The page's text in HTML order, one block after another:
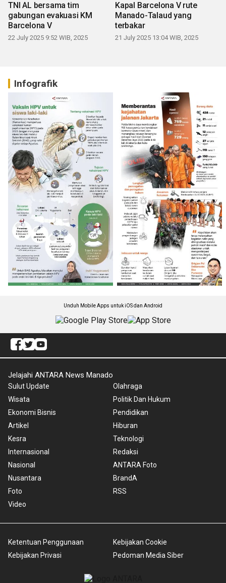
TNI AL bersama tim
gabungan evakuasi KM
Barcelona V
22 July 2025 9:52 WIB, 2025
Kapal Barcelona V rute
Manado-Talaud yang
terbakar
21 July 2025 13:04 WIB, 2025
Infografik
Unduh Mobile Apps untuk iOS dan Android
Jelajahi ANTARA News Manado
Sulut Update
Wisata
Ekonomi Bisnis
Artikel
Kesra
Internasional
Nasional
Nusantara
Foto
Video
Olahraga
Politik Dan Hukum
Pendidikan
Hiburan
Teknologi
Redaksi
ANTARA Foto
BrandA
RSS
Ketentuan Penggunaan
Kebijakan Privasi
Kebijakan Cookie
Pedoman Media Siber